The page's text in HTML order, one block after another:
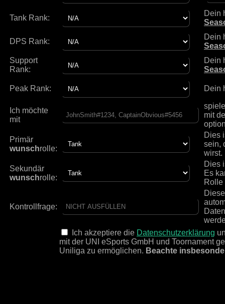
Tank Rank:
Dein
DPS Rank:
Dein
Support
Rank:
Dein
Peak Rank: Dein
Ich möchte
mit
mit
Primär
wunschrolle:
Dies
sein,
wirst.
Sekundär
wunschrolle:
Dies
Es
Rolle
Kontrollfrage:
Ich akzeptiere die Datenschutzerklärung
mit der UNI eSports GmbH und Toornament
Uniliga zu ermöglichen. Beachte